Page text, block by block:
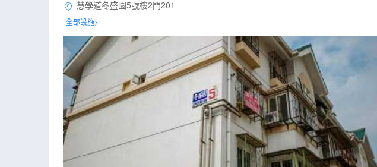
慧學道冬盛園5號樓2門201
全部設施>